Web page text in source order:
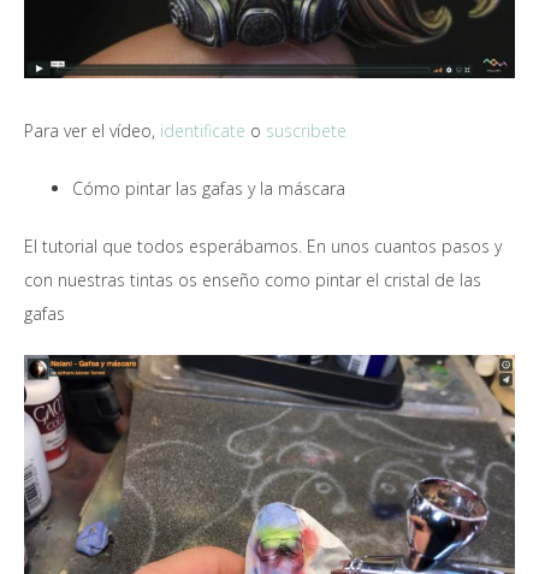
Para ver el vídeo, identificate o suscribete
Cómo pintar las gafas y la máscara
El tutorial que todos esperábamos. En unos cuantos pasos y
con nuestras tintas os enseño como pintar el cristal de las
gafas